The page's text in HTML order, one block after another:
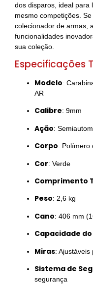
dos disparos, ideal para
mesmo competições.
colecionador de armas, a
funcionalidades
sua coleção.
Especificações
Modelo:
AR
Calibre: 9mm
Ação:
Corpo: Polímero
Cor: Verde
Comprimento
Peso: 2,6 kg
Cano: 406 mm
Capacidade
Miras:
Sistema de
segurança